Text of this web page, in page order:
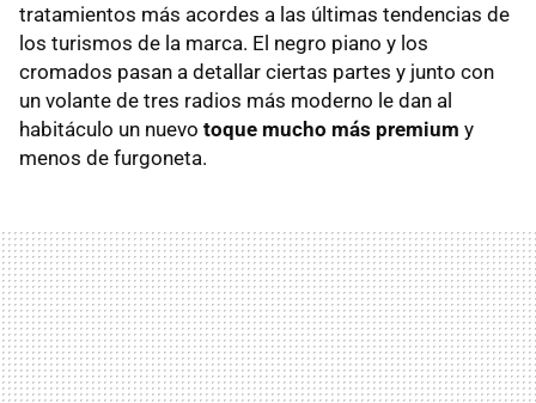
tratamientos más acordes a las últimas tendencias de
los turismos de la marca. El negro piano y los
cromados pasan a detallar ciertas partes y junto con
un volante de tres radios más moderno le dan al
habitáculo un nuevo toque mucho más premium y
menos de furgoneta.